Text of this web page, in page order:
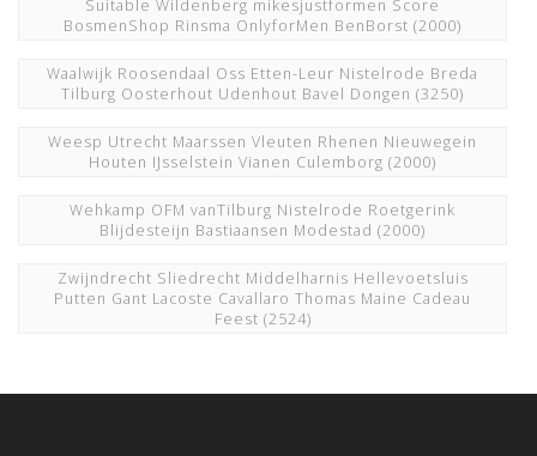
Suitable Wildenberg mikesjustformen Score
BosmenShop Rinsma OnlyforMen BenBorst (2000)
Waalwijk Roosendaal Oss Etten-Leur Nistelrode Breda
Tilburg Oosterhout Udenhout Bavel Dongen (3250)
Weesp Utrecht Maarssen Vleuten Rhenen Nieuwegein
Houten IJsselstein Vianen Culemborg (2000)
Wehkamp OFM vanTilburg Nistelrode Roetgerink
Blijdesteijn Bastiaansen Modestad (2000)
Zwijndrecht Sliedrecht Middelharnis Hellevoetsluis
Putten Gant Lacoste Cavallaro Thomas Maine Cadeau
Feest (2524)